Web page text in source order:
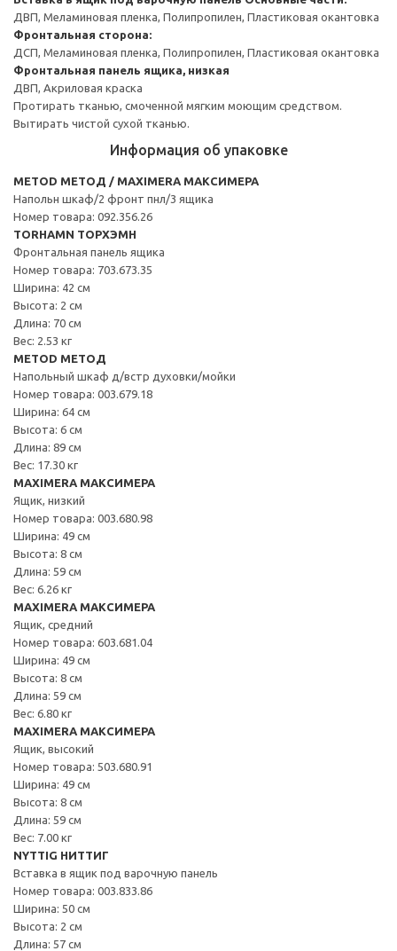
ДВП, Меламиновая пленка, Полипропилен, Пластиковая окантовка
Фронтальная сторона:
ДСП, Меламиновая пленка, Полипропилен, Пластиковая окантовка
Фронтальная панель ящика, низкая
ДВП, Акриловая краска
Протирать тканью, смоченной мягким моющим средством.
Вытирать чистой сухой тканью.
Информация об упаковке
METOD МЕТОД / MAXIMERA МАКСИМЕРА
Напольн шкаф/2 фронт пнл/3 ящика
Номер товара: 092.356.26
TORHAMN ТОРХЭМН
Фронтальная панель ящика
Номер товара: 703.673.35
Ширина: 42 см
Высота: 2 см
Длина: 70 см
Вес: 2.53 кг
METOD МЕТОД
Напольный шкаф д/встр духовки/мойки
Номер товара: 003.679.18
Ширина: 64 см
Высота: 6 см
Длина: 89 см
Вес: 17.30 кг
MAXIMERA МАКСИМЕРА
Ящик, низкий
Номер товара: 003.680.98
Ширина: 49 см
Высота: 8 см
Длина: 59 см
Вес: 6.26 кг
MAXIMERA МАКСИМЕРА
Ящик, средний
Номер товара: 603.681.04
Ширина: 49 см
Высота: 8 см
Длина: 59 см
Вес: 6.80 кг
MAXIMERA МАКСИМЕРА
Ящик, высокий
Номер товара: 503.680.91
Ширина: 49 см
Высота: 8 см
Длина: 59 см
Вес: 7.00 кг
NYTTIG НИТТИГ
Вставка в ящик под варочную панель
Номер товара: 003.833.86
Ширина: 50 см
Высота: 2 см
Длина: 57 см